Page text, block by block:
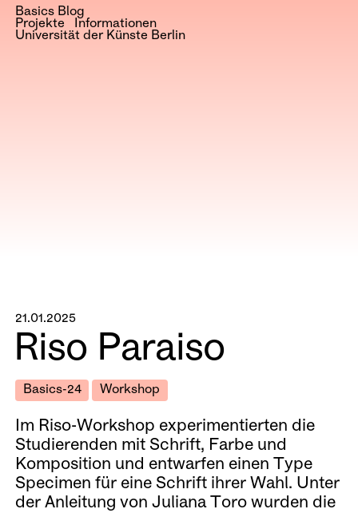
Basics Blog
Projekte
Informationen
Universität der Künste Berlin
21.01.2025
Riso Paraiso
Basics-24 Workshop
Im Riso-Workshop experimentierten die
Studierenden mit Schrift, Farbe und
Komposition und entwarfen einen Type
Specimen für eine Schrift ihrer Wahl. Unter
der Anleitung von Juliana Toro wurden die